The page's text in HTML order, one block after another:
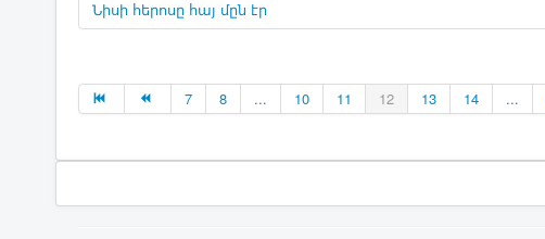
Նիսի հերոսը հայ մըն էր
7 8 ... 10 11 12 13 14 ...